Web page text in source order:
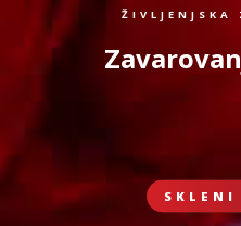
ŽIVLJENJSKA
SKLENI